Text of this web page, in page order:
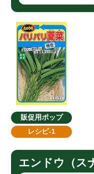
販促用ポップ
レシピ-1
エンドウ（ス